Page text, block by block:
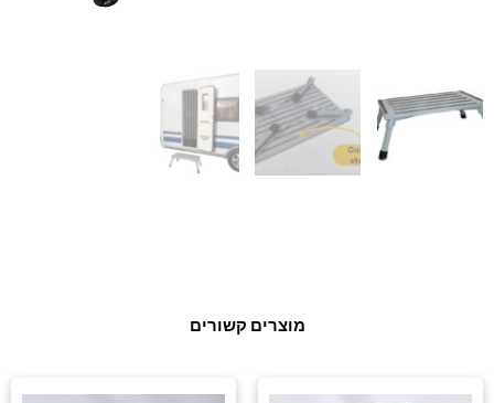
מוצרים קשורים